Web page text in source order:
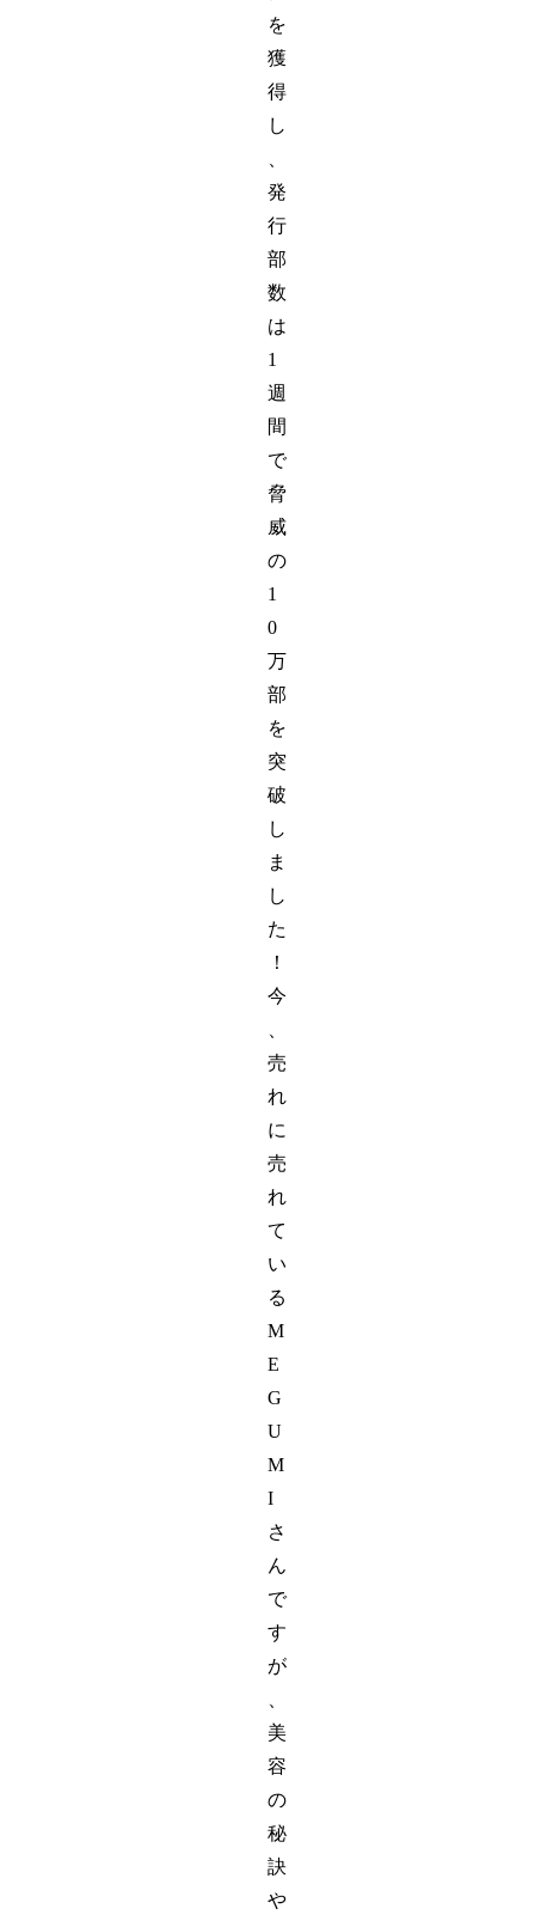
を
獲
得
し
発
行
部
数
は
1
週
間
で
脅
威
の
1
0
万
部
を
突
破
し
ま
し
た
！
今
売
れ
に
売
れ
て
い
る
M
E
G
U
M
I
さ
ん
で
す
が
美
容
の
秘
訣
や